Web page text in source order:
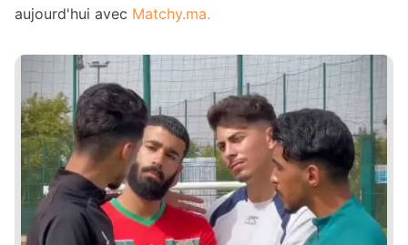
aujourd'hui avec Matchy.ma.